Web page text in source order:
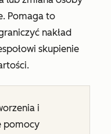
Pomaga to
nakład
skupienie
i
pomocy